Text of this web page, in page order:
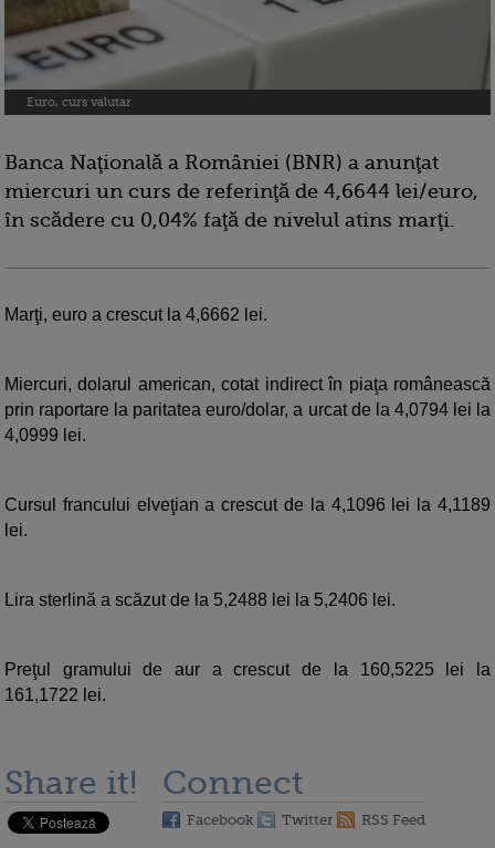
Euro, curs valutar
Banca Naţională a României (BNR) a anunţat
miercuri un curs de referinţă de 4,6644 lei/euro,
în scădere cu 0,04% faţă de nivelul atins marţi.
Marţi, euro a crescut la 4,6662 lei.
Miercuri, dolarul american, cotat indirect în piaţa românească
prin raportare la paritatea euro/dolar, a urcat de la 4,0794 lei la
4,0999 lei.
Cursul francului elveţian a crescut de la 4,1096 lei la 4,1189
lei.
Lira sterlină a scăzut de la 5,2488 lei la 5,2406 lei.
Preţul gramului de aur a crescut de la 160,5225 lei la
161,1722 lei.
Share it! Connect
Facebook Twitter RSS Feed